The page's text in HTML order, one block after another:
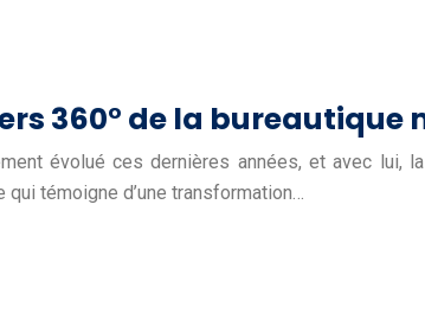
360° de la
évolué ces dernières années, et avec
témoigne d’une transformation…